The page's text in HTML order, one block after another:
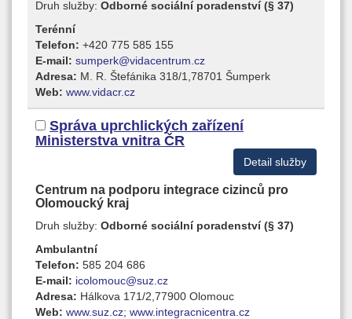
Druh služby: Odborné sociální poradenství (§ 37)
Terénní
Telefon: +420 775 585 155
E-mail: sumperk@vidacentrum.cz
Adresa: M. R. Štefánika 318/1,78701 Šumperk
Web: www.vidacr.cz
Správa uprchlických zařízení
Ministerstva vnitra ČR
Detail služby
Centrum na podporu integrace cizinců pro
Olomoucký kraj
Druh služby: Odborné sociální poradenství (§ 37)
Ambulantní
Telefon: 585 204 686
E-mail: icolomouc@suz.cz
Adresa: Hálkova 171/2,77900 Olomouc
Web: www.suz.cz; www.integracnicentra.cz